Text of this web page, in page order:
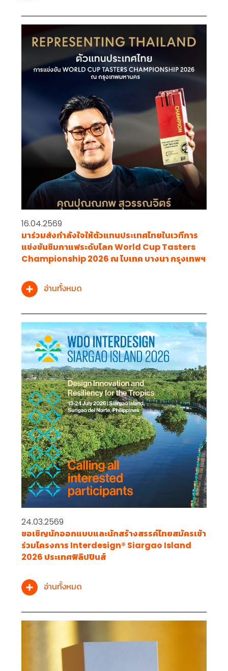
16.04.2569
มาร่วมส่งกำลังใจให้ตัวแทนประเทศไทยในเวทีการ
แข่งขันชิมกาแฟระดับโลก World Cup Tasters
Championship 2026 ณ ไบเทค บางนา กรุงเทพฯ
อ่านทั้งหมด
24.03.2569
ขอเชิญนักออกแบบและนักสร้างสรรค์ไทยสมัครเข้า
ร่วมโครงการ Interdesign® Siargao Island
2026 ประเทศฟิลิปปินส์
อ่านทั้งหมด